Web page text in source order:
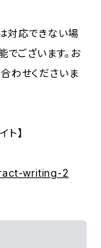
対応できない場
でございます。お
わせくださいま
】
writing-2